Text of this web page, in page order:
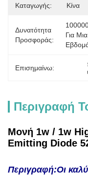
Καταγωγής:
Κίνα
Δυνατότητα
Προσφοράς:
Για Μια
Επισημαίνω:
Περιγραφή
Μονή 1w / 1w
Emitting Diode
Περιγραφή:Οι